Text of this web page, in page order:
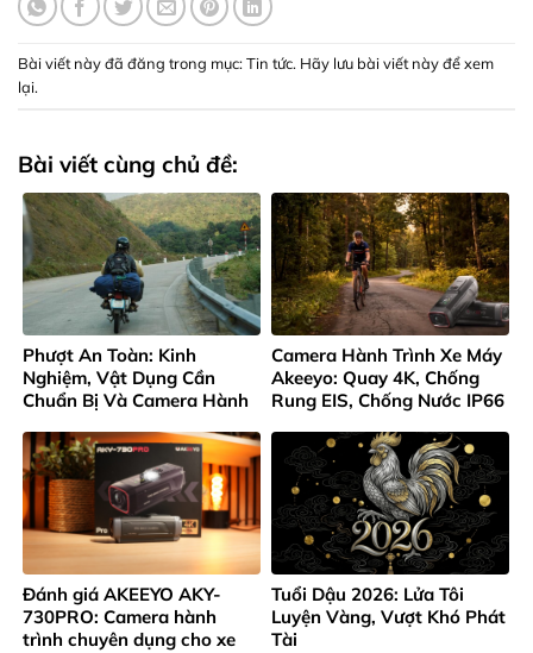
Bài viết này đã đăng trong mục:Tin tức. Hãy lưu bài viết này để xem
lại.
Bài viết cùng chủ đề:
Phượt An Toàn: Kinh
Nghiệm, Vật Dụng Cần
Chuẩn Bị Và Camera Hành
Camera Hành Trình Xe Máy
Akeeyo: Quay 4K, Chống
Rung EIS, Chống Nước IP66
Đánh giá AKEEYO AKY-
730PRO: Camera hành
trình chuyên dụng cho xe
Tuổi Dậu 2026: Lửa Tôi
Luyện Vàng, Vượt Khó Phát
Tài